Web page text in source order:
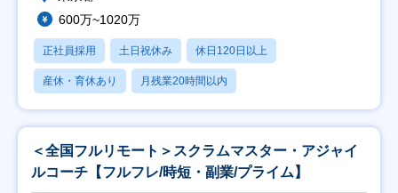
600万~1020万
正社員採用 土日祝休み 休日120日以上
産休・育休あり 月残業20時間以内
＜全国フルリモート＞スクラムマスター・アジャイ
ルコーチ【フルフレ/時短・副業/プライム】